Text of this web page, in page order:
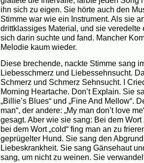
ihn sich zu eigen. Sie hörte auch den
Stimme war wie ein Instrument. Als sie
drittklassiges Material, und sie
sich darin suchte und fand. Mancher
Melodie kaum wieder.
Diese brechende, nackte Stimme sang
Liebesschmerz und Liebessehnsucht.
Schmerz und Schmerz Sehnsucht. I
Morning Heartache. Don’t Explain. Sie
„Billie’s Blues“ und „Fine And Mellow“.
man“, der andere: „My man don’t love
gesagt. Aber wie sie sang: Bei dem Wort
bei dem Wort „cold“ fing man an zu
geprügelter Hund. Sie sang den
Liebeskrankheit. Sie sang Gänsehaut
sang, um nicht zu weinen. Sie